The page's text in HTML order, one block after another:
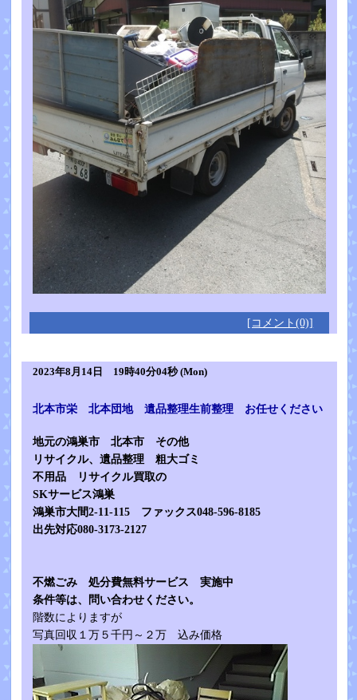
[コメント(0)]
2023年8月14日 19時40分04秒 (Mon)
北本市栄 北本団地 遺品整理生前整理 お任せください
地元の鴻巣市 北本市 その他
リサイクル、遺品整理 粗大ゴミ
不用品 リサイクル買取の
SKサービス鴻巣
鴻巣市大間2-11-115 ファックス048-596-8185
出先対応080-3173-2127
不燃ごみ 処分費無料サービス 実施中
条件等は、問い合わせください。
階数によりますが
写真回収１万５千円～２万 込み価格